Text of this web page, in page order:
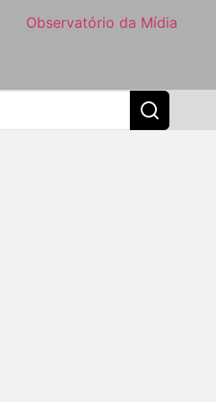
Observatório da Mídia